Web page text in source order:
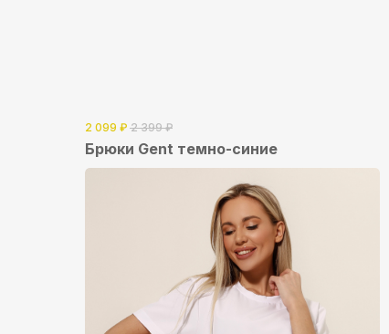
2 099 ₽ 2 399 ₽
Брюки Gent темно-синие